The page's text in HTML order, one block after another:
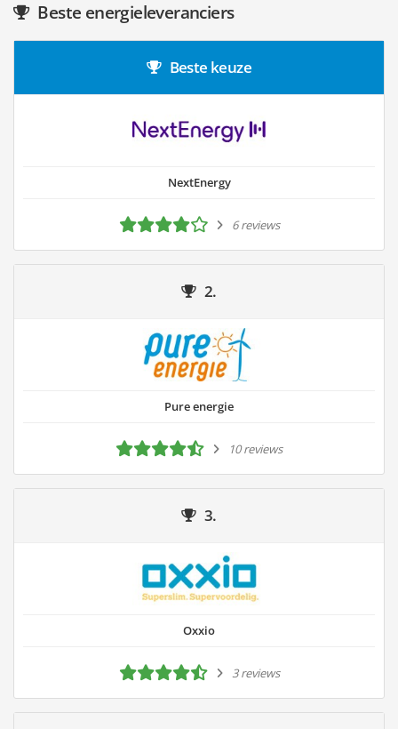
Beste energieleveranciers
Beste keuze
NextEnergy
6 reviews
2.
Pure energie
10 reviews
3.
Oxxio
3 reviews